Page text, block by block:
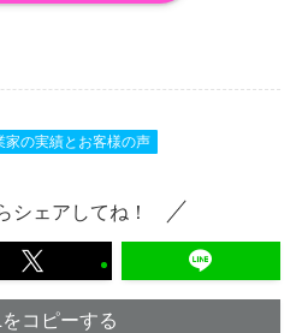
の実績とお客様の声
シェアしてね！
コピーする